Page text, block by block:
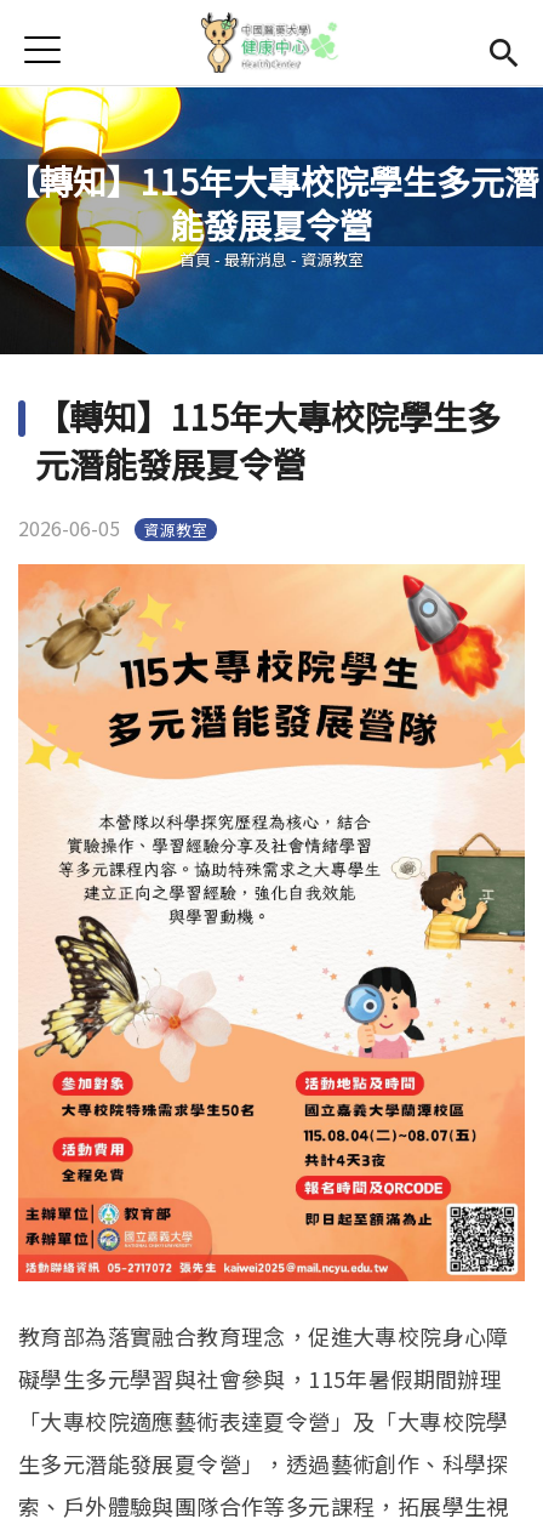
首頁
Open
學務處首頁(link is external)
Open submenu (關於我們)
關於我們
Open submenu (諮商輔導區)
諮商輔導區
Open submenu (資源教室)
資源教室
Open submenu (衛生保健區)
衛生保健區
生命教育
Jump to Navigation
Jump to Main content
【轉知】115年大專校院學生多元潛
能發展夏令營
您在這裡
首頁 - 最新消息 - 資源教室
【轉知】115年大專校院學生多
元潛能發展夏令營
2026-06-05 資源教室
教育部為落實融合教育理念，促進大專校院身心障
礙學生多元學習與社會參與，115年暑假期間辦理
「大專校院適應藝術表達夏令營」及「大專校院學
生多元潛能發展夏令營」，透過藝術創作、科學探
索、戶外體驗與團隊合作等多元課程，拓展學生視